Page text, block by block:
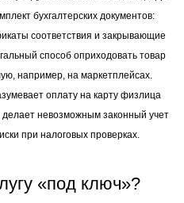
бухгалтерских документов:
соответствия и закрывающие
способ оприходовать товар
например, на маркетплейсах.
оплату на карту физлица
невозможным законный учет
при налоговых проверках.
«под ключ»?